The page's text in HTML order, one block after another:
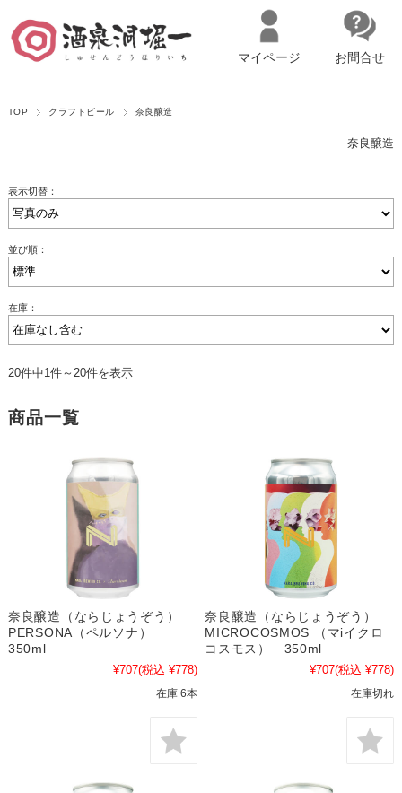
名古屋市西区の「造り手の想いを伝える」日本酒・ワインセレクトショ
マイページ お問合せ
TOP クラフトビール 奈良醸造
奈良醸造
表示切替：
並び順：
在庫：
20件中1件～20件を表示
商品一覧
奈良醸造（ならじょうぞう）
PERSONA（ペルソナ）
350ml
¥707(税込 ¥778)
在庫 6本
奈良醸造（ならじょうぞう）
MICROCOSMOS （マiイクロ
コスモス） 350ml
¥707(税込 ¥778)
在庫切れ